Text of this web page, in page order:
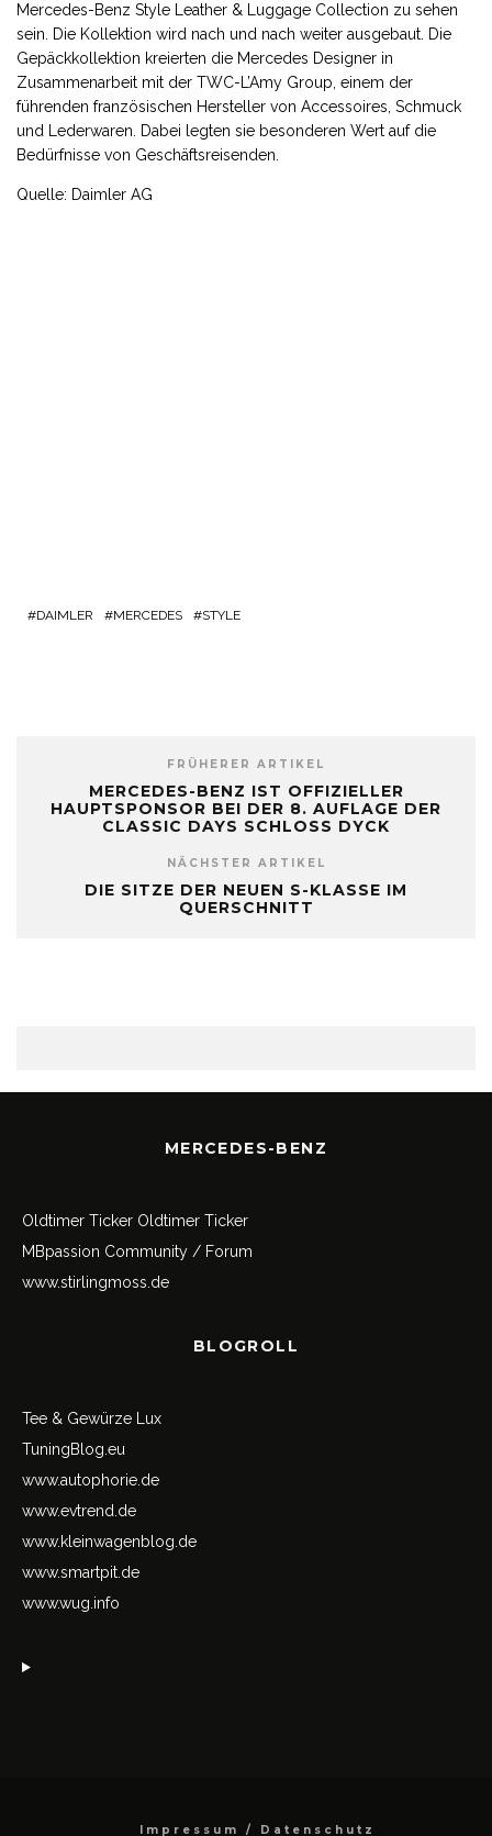
Mercedes-Benz Style Leather & Luggage Collection zu sehen
sein. Die Kollektion wird nach und nach weiter ausgebaut. Die
Gepäckkollektion kreierten die Mercedes Designer in
Zusammenarbeit mit der TWC-L’Amy Group, einem der
führenden französischen Hersteller von Accessoires, Schmuck
und Lederwaren. Dabei legten sie besonderen Wert auf die
Bedürfnisse von Geschäftsreisenden.
Quelle: Daimler AG
DAIMLER MERCEDES STYLE
FRÜHERER ARTIKEL
MERCEDES-BENZ IST OFFIZIELLER
HAUPTSPONSOR BEI DER 8. AUFLAGE DER
CLASSIC DAYS SCHLOSS DYCK
NÄCHSTER ARTIKEL
DIE SITZE DER NEUEN S-KLASSE IM
QUERSCHNITT
MERCEDES-BENZ
Oldtimer Ticker Oldtimer Ticker
MBpassion Community / Forum
www.stirlingmoss.de
BLOGROLL
Tee & Gewürze Lux
TuningBlog.eu
www.autophorie.de
www.evtrend.de
www.kleinwagenblog.de
www.smartpit.de
www.wug.info
Impressum / Datenschutz